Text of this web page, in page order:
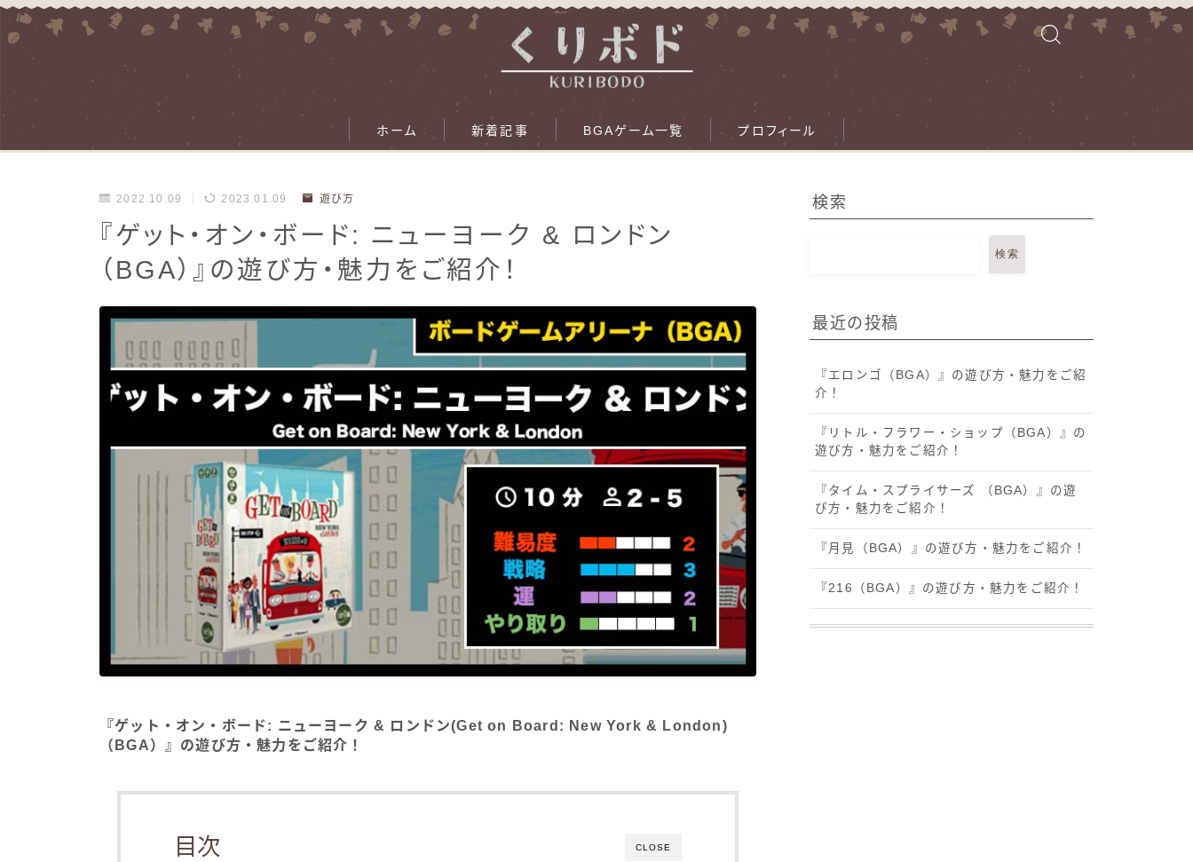
ホーム 新着記事 BGAゲーム一覧 プロフィール
2022.10.09 2023.01.09 遊び方
『ゲット・オン・ボード: ニューヨーク & ロンドン
（BGA）』の遊び方・魅力をご紹介！
『ゲット・オン・ボード: ニューヨーク & ロンドン(Get on Board: New York & London)
（BGA）』の遊び方・魅力をご紹介！
CLOSE
目次
検索
検索
最近の投稿
『エロンゴ（BGA）』の遊び方・魅力をご紹
介！
『リトル・フラワー・ショップ（BGA）』の
遊び方・魅力をご紹介！
『タイム・スプライサーズ （BGA）』の遊
び方・魅力をご紹介！
『月見（BGA）』の遊び方・魅力をご紹介！
『216（BGA）』の遊び方・魅力をご紹介！